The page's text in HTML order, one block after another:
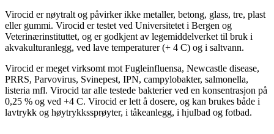
Virocid er nøytralt og påvirker ikke metaller, betong, glass, tre, plast
eller gummi. Virocid er testet ved Universitetet i Bergen og
Veterinærinstituttet, og er godkjent av legemiddelverket til bruk i
akvakulturanlegg, ved lave temperaturer (+ 4 C) og i saltvann.
Virocid er meget virksomt mot Fugleinfluensa, Newcastle disease,
PRRS, Parvovirus, Svinepest, IPN, campylobakter, salmonella,
listeria mfl. Virocid tar alle testede bakterier ved en konsentrasjon på
0,25 % og ved +4 C. Virocid er lett å dosere, og kan brukes både i
lavtrykk­ og høytrykkssprøyter, i tåkeanlegg, i hjulbad og fotbad.